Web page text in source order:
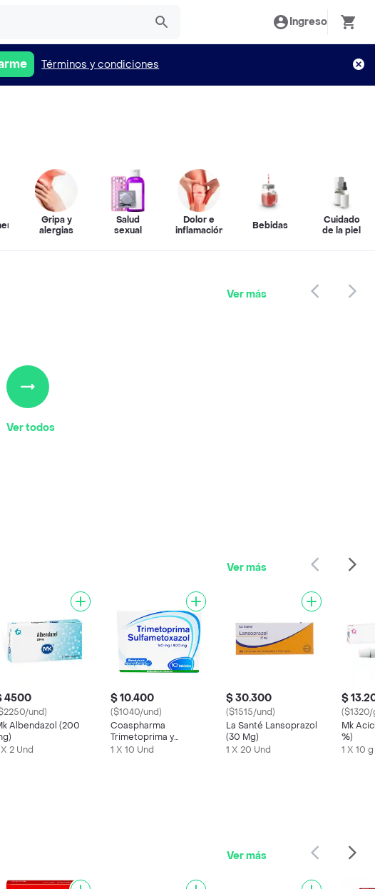
Ingreso
Términos y condiciones
Gripa y
alergias
Salud
sexual
Dolor e
inflamación
Bebidas
Cuidado
de la piel
Ver más
Ver todos
Ver más
4500
und)
Albendazol (200
X 2 Und
$ 10.400
($1040/und)
Coaspharma
Trimetoprima y
Sulfametoxazol (160
1 X 10 Und
$ 30.300
($1515/und)
La Santé Lansoprazol
(30 Mg)
1 X 20 Und
$
($1320/
Mk
%)
1 X 10 g
Ver más